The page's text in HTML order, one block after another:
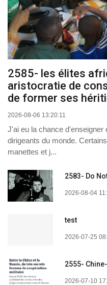
2585- les élites
aristocratie de
de former ses
2026-08-06 13:20:11
J'ai eu la chance d'enseigner
dirigeants du monde.
manettes et j...
2583- Do
2026-08-04
test
2026-07-25
2555-
2026-07-10